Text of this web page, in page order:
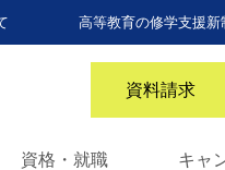
高等教育の修学支援新
資料請求
資格・就職 キャ